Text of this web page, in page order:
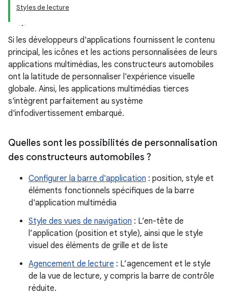
Styles de lecture
Si les développeurs d'applications fournissent le contenu
principal, les icônes et les actions personnalisées de leurs
applications multimédias, les constructeurs automobiles
ont la latitude de personnaliser l'expérience visuelle
globale. Ainsi, les applications multimédias tierces
s'intègrent parfaitement au système
d'infodivertissement embarqué.
Quelles sont les possibilités de personnalisation
des constructeurs automobiles ?
Configurer la barre d'application : position, style et
éléments fonctionnels spécifiques de la barre
d'application multimédia
Style des vues de navigation : L’en-tête de
l’application (position et style), ainsi que le style
visuel des éléments de grille et de liste
Agencement de lecture : L’agencement et le style
de la vue de lecture, y compris la barre de contrôle
réduite.